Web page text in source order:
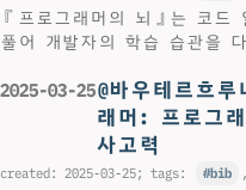
『프로그래머의 뇌』는 코드
풀어 개발자의 학습 습관을
2025-03-25@바우테르흐
래머: 프로그
사고력
created: 2025-03-25; tags: bib ,